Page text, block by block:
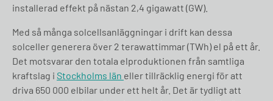
installerad effekt på nästan 2,4 gigawatt (GW).
Med så många solcellsanläggningar i drift kan dessa
solceller generera över 2 terawattimmar (TWh) el på ett år.
Det motsvarar den totala elproduktionen från samtliga
kraftslag i Stockholms län eller tillräcklig energi för att
driva 650 000 elbilar under ett helt år. Det är tydligt att